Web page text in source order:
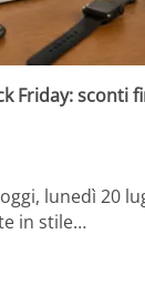
Friday: sconti
lunedì 20
in stile…